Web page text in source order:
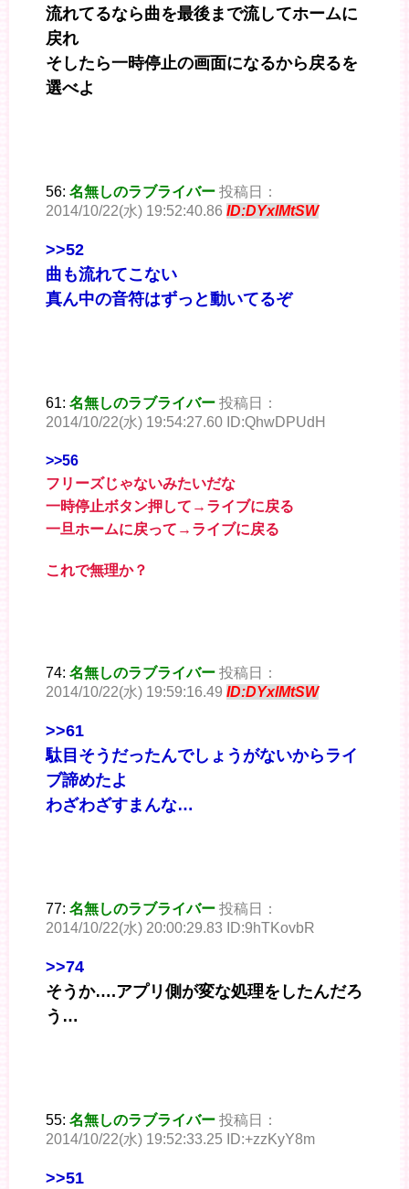
流れてるなら曲を最後まで流してホームに
戻れ
そしたら一時停止の画面になるから戻るを
選べよ
56: 名無しのラブライバー 投稿日：
2014/10/22(水) 19:52:40.86 ID:DYxlMtSW
>>52
曲も流れてこない
真ん中の音符はずっと動いてるぞ
61: 名無しのラブライバー 投稿日：
2014/10/22(水) 19:54:27.60 ID:QhwDPUdH
>>56
フリーズじゃないみたいだな
一時停止ボタン押して→ライブに戻る
一旦ホームに戻って→ライブに戻る
これで無理か？
74: 名無しのラブライバー 投稿日：
2014/10/22(水) 19:59:16.49 ID:DYxlMtSW
>>61
駄目そうだったんでしょうがないからライ
ブ諦めたよ
わざわざすまんな…
77: 名無しのラブライバー 投稿日：
2014/10/22(水) 20:00:29.83 ID:9hTKovbR
>>74
そうか….アプリ側が変な処理をしたんだろ
う…
55: 名無しのラブライバー 投稿日：
2014/10/22(水) 19:52:33.25 ID:+zzKyY8m
>>51